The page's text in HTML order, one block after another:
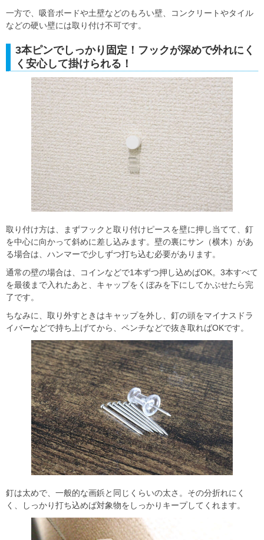
一方で、吸音ボードや土壁などのもろい壁、コンクリートやタイル
などの硬い壁には取り付け不可です。
3本ピンでしっかり固定！フックが深めで外れにく
く安心して掛けられる！
取り付け方は、まずフックと取り付けピースを壁に押し当てて、釘
を中心に向かって斜めに差し込みます。壁の裏にサン（横木）があ
る場合は、ハンマーで少しずつ打ち込む必要があります。
通常の壁の場合は、コインなどで1本ずつ押し込めばOK。3本すべて
を最後まで入れたあと、キャップをくぼみを下にしてかぶせたら完
了です。
ちなみに、取り外すときはキャップを外し、釘の頭をマイナスドラ
イバーなどで持ち上げてから、ペンチなどで抜き取ればOKです。
釘は太めで、一般的な画鋲と同じくらいの太さ。その分折れにく
く、しっかり打ち込めば対象物をしっかりキープしてくれます。